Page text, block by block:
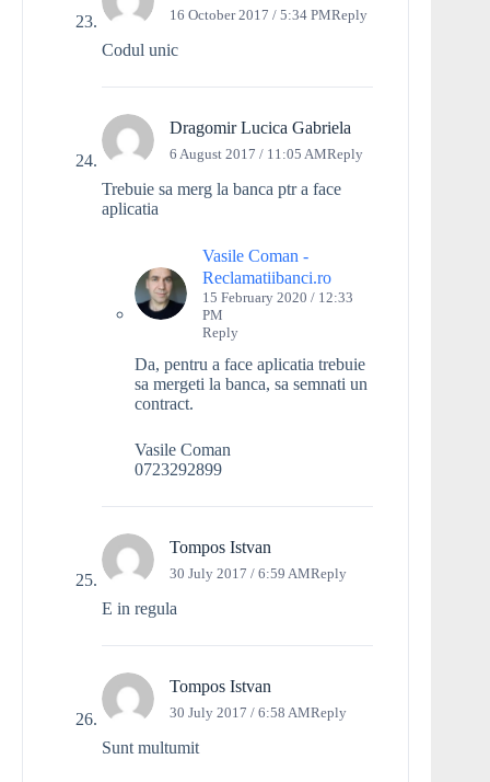
16 October 2017 / 5:34 PMReply
Codul unic
Dragomir Lucica Gabriela
6 August 2017 / 11:05 AMReply
Trebuie sa merg la banca ptr a face
aplicatia
Vasile Coman -
Reclamatiibanci.ro
15 February 2020 / 12:33
PM
Reply
Da, pentru a face aplicatia trebuie
sa mergeti la banca, sa semnati un
contract.
Vasile Coman
0723292899
Tompos Istvan
30 July 2017 / 6:59 AMReply
E in regula
Tompos Istvan
30 July 2017 / 6:58 AMReply
Sunt multumit